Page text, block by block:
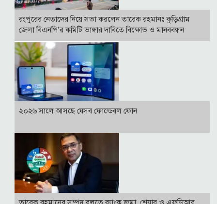
রংপুরের নেতাদের নিয়ে সভা করলেন তারেক রহমানঃ কুড়িগ্রাম
জেলা বিএনপি’র কমিটি ভাঙ্গার দাবিতে বিক্ষোভ ও মানববন্ধন
২০২৬ সালে আসছে যেসব ফোল্ডেবল ফোন